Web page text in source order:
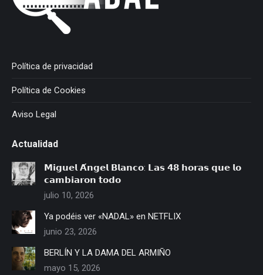
Política de privacidad
Política de Cookies
Aviso Legal
Actualidad
𝗠𝗶𝗴𝘂𝗲𝗹 𝗔́𝗻𝗴𝗲𝗹 𝗕𝗹𝗮𝗻𝗰𝗼: 𝗟𝗮𝘀 𝟰𝟴 𝗵𝗼𝗿𝗮𝘀 𝗾𝘂𝗲 𝗹𝗼
𝗰𝗮𝗺𝗯𝗶𝗮𝗿𝗼𝗻 𝘁𝗼𝗱𝗼
julio 10, 2026
Ya podéis ver «NADAL» en NETFLIX
junio 23, 2026
BERLÍN Y LA DAMA DEL ARMIÑO
mayo 15, 2026